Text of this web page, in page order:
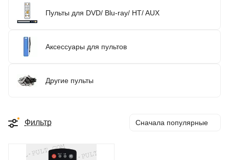
Пульты для DVD/ Blu-ray/ HT/ AUX
Аксессуары для пультов
Другие пульты
Фильтр Сначала популярные